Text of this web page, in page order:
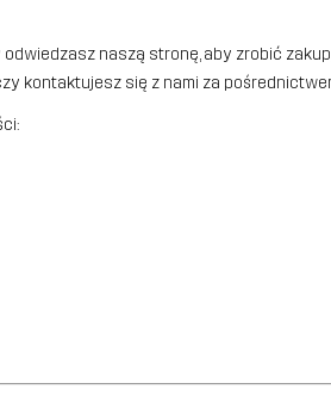
naszą stronę, aby zrobić
kontaktujesz się z nami za